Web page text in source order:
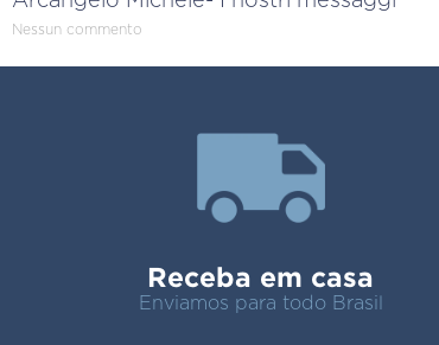
Nessun commento
Receba em casa
Enviamos para todo Brasil